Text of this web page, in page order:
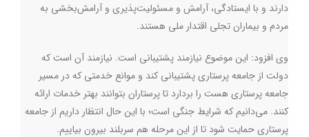
دارند و با ایستادگی، آرامش و مسئولیت‌پذیری و آرامش‌بخشی به
مردم و بیماران تجلی اقتدار ملی هستند.
وی افزود: این موضوع نیازمند پشتیبانی است. نیازمند آن است که
دولت از جامعه پرستاری پشتیبانی کند و موانع خدمتی که در مسیر
جامعه پرستاری هست را بردارد تا پرستاران بتوانند بهتر خدمات ارائه
کنند. می‌دانیم که شرایط‌ جنگی است؛ با این حال انتظار داریم از جامعه
پرستاری حمایت شود تا از این مرحله هم سربلند بیرون بیاییم.